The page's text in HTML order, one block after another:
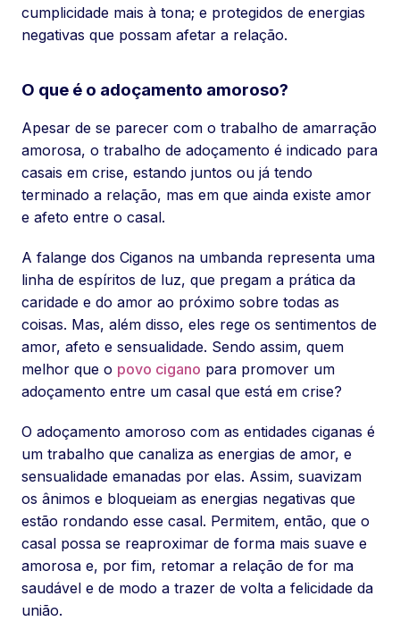
cumplicidade mais à tona; e protegidos de energias
negativas que possam afetar a relação.
O que é o adoçamento amoroso?
Apesar de se parecer com o trabalho de amarração
amorosa, o trabalho de adoçamento é indicado para
casais em crise, estando juntos ou já tendo
terminado a relação, mas em que ainda existe amor
e afeto entre o casal.
A falange dos Ciganos na umbanda representa uma
linha de espíritos de luz, que pregam a prática da
caridade e do amor ao próximo sobre todas as
coisas. Mas, além disso, eles rege os sentimentos de
amor, afeto e sensualidade. Sendo assim, quem
melhor que o povo cigano para promover um
adoçamento entre um casal que está em crise?
O adoçamento amoroso com as entidades ciganas é
um trabalho que canaliza as energias de amor, e
sensualidade emanadas por elas. Assim, suavizam
os ânimos e bloqueiam as energias negativas que
estão rondando esse casal. Permitem, então, que o
casal possa se reaproximar de forma mais suave e
amorosa e, por fim, retomar a relação de for ma
saudável e de modo a trazer de volta a felicidade da
união.